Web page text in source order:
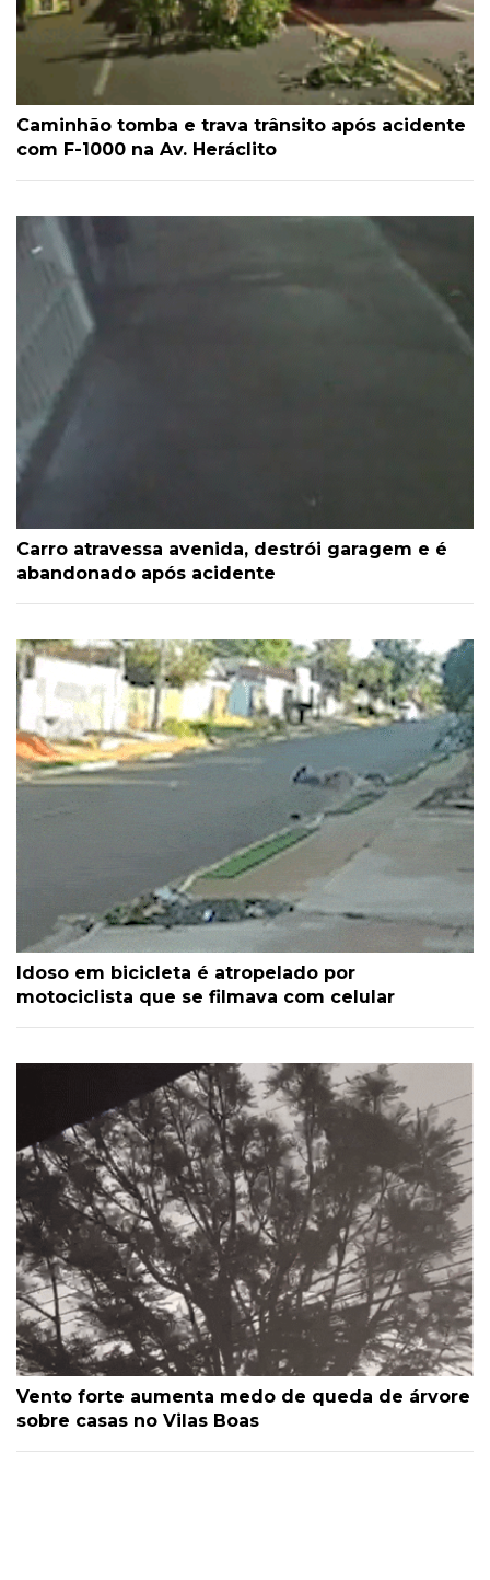
Caminhão tomba e trava trânsito após acidente
com F-1000 na Av. Heráclito
Carro atravessa avenida, destrói garagem e é
abandonado após acidente
Idoso em bicicleta é atropelado por
motociclista que se filmava com celular
Vento forte aumenta medo de queda de árvore
sobre casas no Vilas Boas